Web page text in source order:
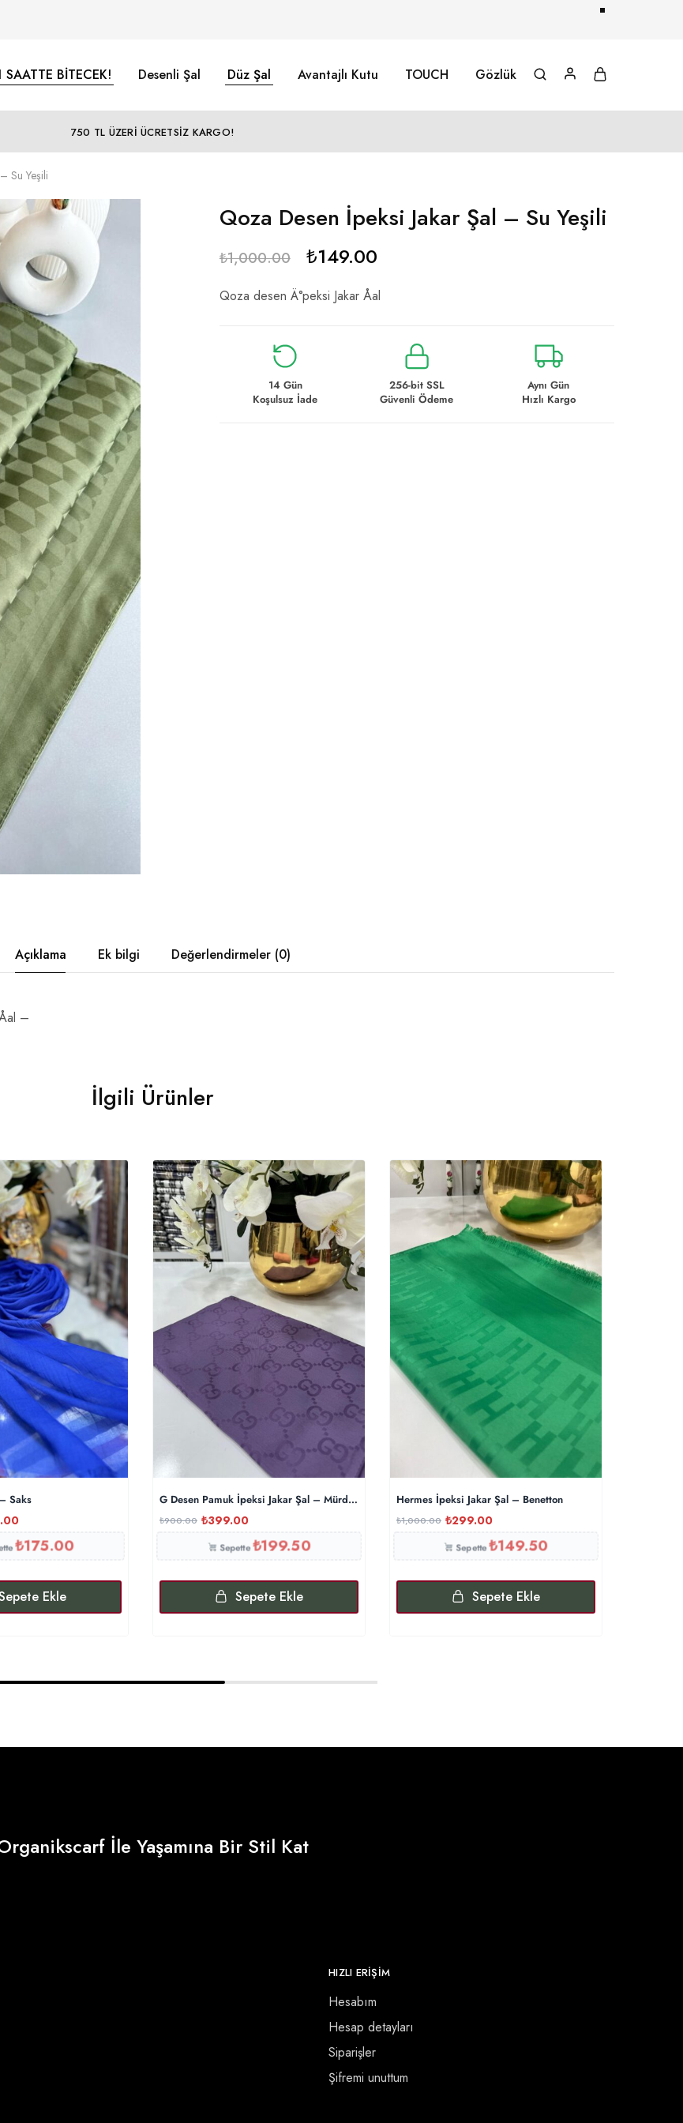
SAATTE BİTECEK! Desenli Şal Düz Şal Avantajlı Kutu TOUCH Gözlük
750 TL ÜZERİ ÜCRETSİZ KARGO!
Su Yeşili
Qoza Desen İpeksi Jakar Şal – Su Yeşili
₺1,000.00 ₺149.00
Qoza desen Ä°peksi Jakar Åal
14 Gün
Koşulsuz İade
256-bit SSL
Güvenli Ödeme
Aynı Gün
Hızlı Kargo
Açıklama Ek bilgi Değerlendirmeler (0)
–
İlgili Ürünler
Saks
₺175.00
Ekle
G Desen Pamuk İpeksi Jakar Şal – Mürdüm
₺900.00 ₺399.00
Sepette₺199.50
Sepete Ekle
Hermes İpeksi Jakar Şal – Benetton
₺1,000.00 ₺299.00
Sepette₺149.50
Sepete Ekle
İle Yaşamına Bir Stil Kat
HIZLI ERİŞİM
Hesabım
Hesap detayları
Siparişler
Şifremi unuttum